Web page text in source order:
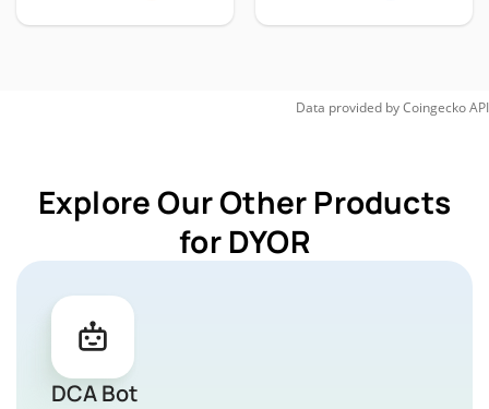
Data provided byCoingeckoAPI
Explore Our Other Products
for DYOR
DCA Bot